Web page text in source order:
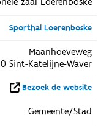
Sporthal Loerenboske
Maanhoeveweg
Sint-Katelijne-Waver
Bezoek de website
Gemeente/Stad